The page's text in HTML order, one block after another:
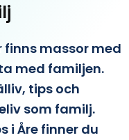
finns massor med
med familjen.
tips och
som familj.
i Åre finner du